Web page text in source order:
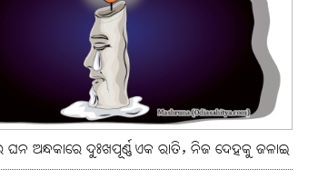
ଅନ୍ଧକାରେ ଦୁଃଖପୂର୍ଣ୍ଣ ଏକ ରାତି, ନିଜ ଦେହକୁ ଜଳାଇ